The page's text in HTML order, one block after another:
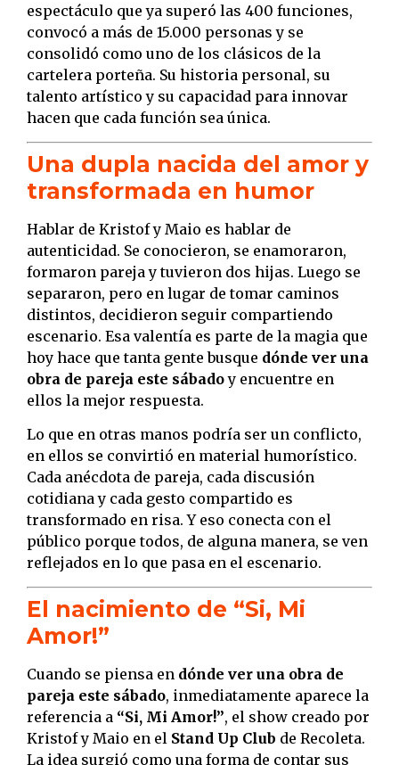
espectáculo que ya superó las 400 funciones,
convocó a más de 15.000 personas y se
consolidó como uno de los clásicos de la
cartelera porteña. Su historia personal, su
talento artístico y su capacidad para innovar
hacen que cada función sea única.
Una dupla nacida del amor y
transformada en humor
Hablar de Kristof y Maio es hablar de
autenticidad. Se conocieron, se enamoraron,
formaron pareja y tuvieron dos hijas. Luego se
separaron, pero en lugar de tomar caminos
distintos, decidieron seguir compartiendo
escenario. Esa valentía es parte de la magia que
hoy hace que tanta gente busque dónde ver una
obra de pareja este sábadoy encuentre en
ellos la mejor respuesta.
Lo que en otras manos podría ser un conflicto,
en ellos se convirtió en material humorístico.
Cada anécdota de pareja, cada discusión
cotidiana y cada gesto compartido es
transformado en risa. Y eso conecta con el
público porque todos, de alguna manera, se ven
reflejados en lo que pasa en el escenario.
El nacimiento de “Si, Mi
Amor!”
Cuando se piensa en dónde ver una obra de
pareja este sábado, inmediatamente aparece la
referencia a “Si, Mi Amor!”, el show creado por
Kristof y Maio en el Stand Up Club de Recoleta.
La idea surgió como una forma de contar sus